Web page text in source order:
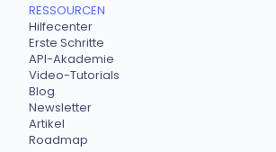
RESSOURCEN
Hilfecenter
Erste Schritte
API-Akademie
Video-Tutorials
Blog
Newsletter
Artikel
Roadmap